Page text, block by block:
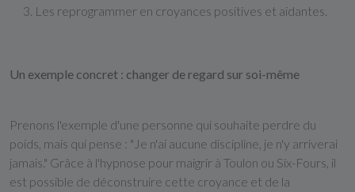
Les reprogrammer en croyances positives et aidantes.
Un exemple concret : changer de regard sur soi-même
Prenons l'exemple d'une personne qui souhaite perdre du
poids, mais qui pense : "Je n'ai aucune discipline, je n'y arriverai
jamais." Grâce à l'hypnose pour maigrir à Toulon ou Six-Fours, il
est possible de déconstruire cette croyance et de la